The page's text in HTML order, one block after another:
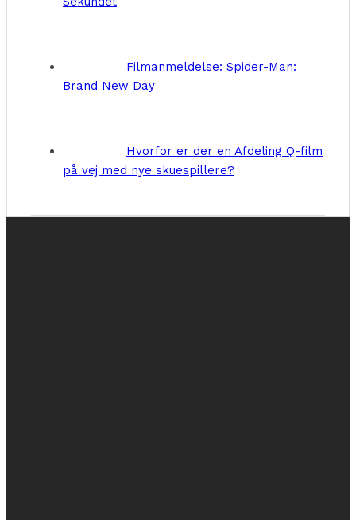
Filmanmeldelse: Spider-Man:
Brand New Day
Hvorfor er der en Afdeling Q-film
på vej med nye skuespillere?